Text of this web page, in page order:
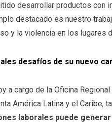
desarrollar productos con
destacado es nuestro
y la violencia en los lugares
desafíos de su nuevo
a cargo de la Oficina
América Latina y el Caribe,
laborales puede generar